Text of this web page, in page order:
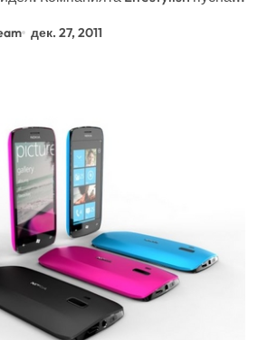
дек. 27, 2011